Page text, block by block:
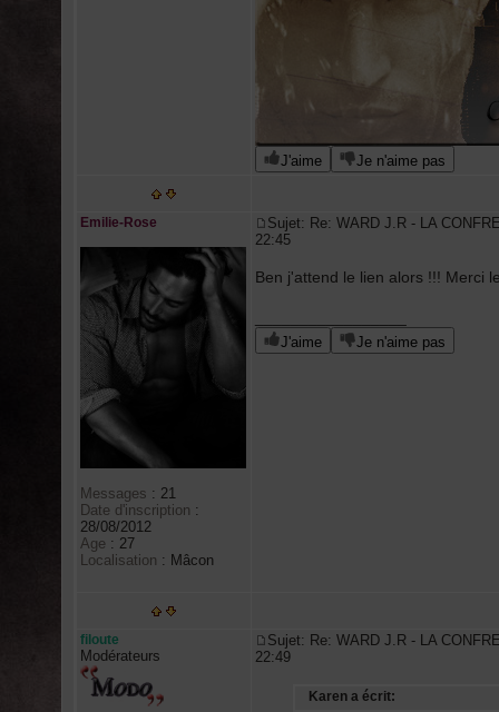
J'aime Je n'aime pas
Emilie-Rose
Messages : 21
Date d'inscription :
28/08/2012
Age : 27
Localisation : Mâcon
Sujet: Re: WARD J.R - LA
22:45
Ben j'attend le lien alors !!! Merci
J'aime Je n'aime pas
filoute
Modérateurs
Sujet: Re: WARD J.R - LA
22:49
Karen a écrit: